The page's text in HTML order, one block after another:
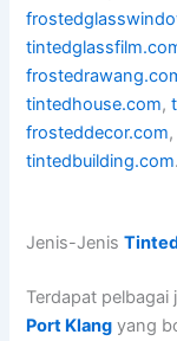
tintedhouse.com,
frosteddecor.com,
tintedbuilding.com.
Jenis-Jenis
Terdapat
Port Klang yang